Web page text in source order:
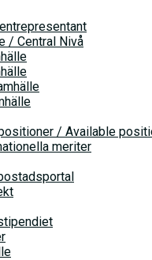
/ Central Nivå
/ Available
meriter